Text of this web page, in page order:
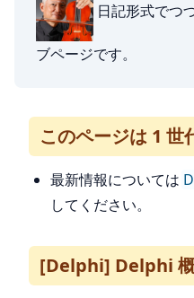
日記形式でつ
ブページです。
このページは 1 世
最新情報については
してください。
[Delphi] Delphi